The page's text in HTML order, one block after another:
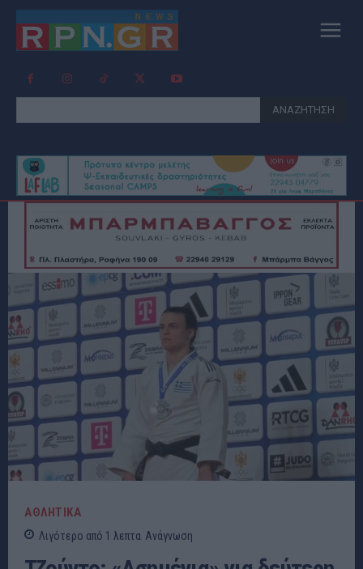
ΑΝΑΖΗΤΗΣΗ
ΑΘΛΗΤΙΚΑ
Λιγότερο από 1 λεπτα Ανάγνωση